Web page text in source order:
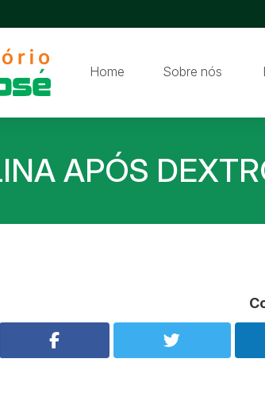
Home Sobre nós
APÓS